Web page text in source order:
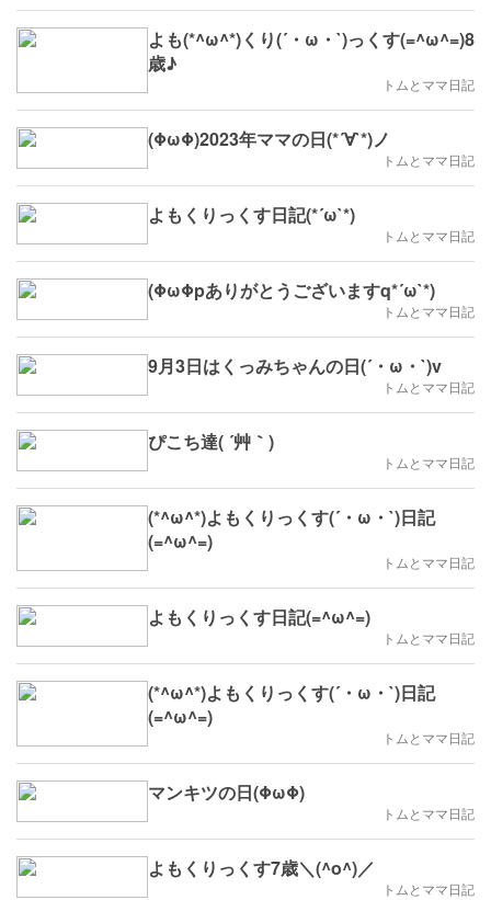
よも(*^ω^*)くり(´・ω・`)っくす(=^ω^=)8
歳♪
トムとママ日記
(ΦωΦ)2023年ママの日(*´∀`*)ノ
トムとママ日記
よもくりっくす日記(*´ω`*)
トムとママ日記
(ΦωΦpありがとうございますq*´ω`*)
トムとママ日記
9月3日はくっみちゃんの日(´・ω・`)v
トムとママ日記
ぴこち達( ´艸｀)
トムとママ日記
(*^ω^*)よもくりっくす(´・ω・`)日記
(=^ω^=)
トムとママ日記
よもくりっくす日記(=^ω^=)
トムとママ日記
(*^ω^*)よもくりっくす(´・ω・`)日記
(=^ω^=)
トムとママ日記
マンキツの日(ΦωΦ)
トムとママ日記
よもくりっくす7歳＼(^o^)／
トムとママ日記